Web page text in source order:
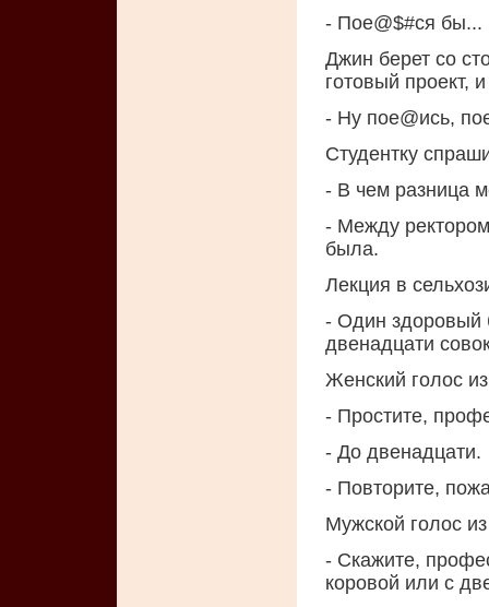
- Пое@$#ся бы...
Джин берет со
готовый проект,
- Ну пое@ись,
Студентку
- В чем разница
- Между
была.
Лекция в
- Один здоровый
двенадцати
Женский голос
- Простите,
- До двенадцати.
- Повторите,
Мужской голос
- Скажите,
коровой или с